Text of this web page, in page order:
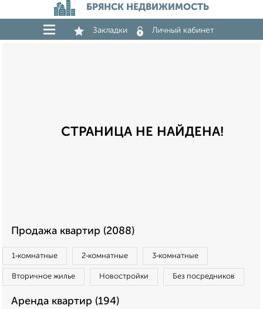
БРЯНСК НЕДВИЖИМОСТЬ
Закладки Личный кабинет
СТРАНИЦА НЕ НАЙДЕНА!
Продажа квартир (2088)
1‑комнатные 2‑комнатные 3‑комнатные
Вторичное жилье Новостройки Без посредников
Аренда квартир (194)